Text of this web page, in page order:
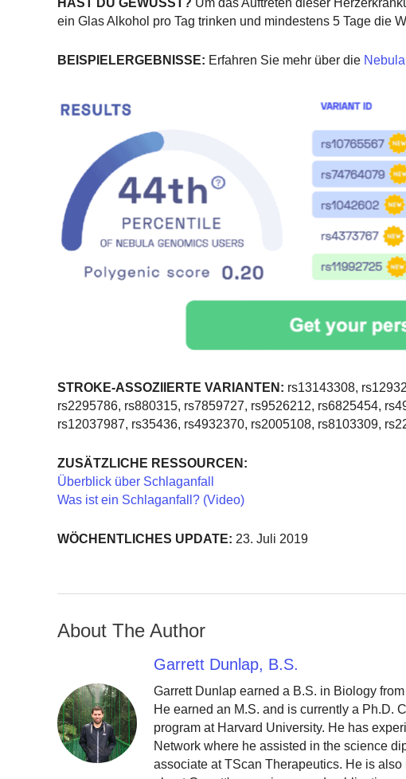
HAST DU GEWUSST? Um das Auftreten dieser
ein Glas Alkohol pro Tag trinken und mindestens 5 Tage die
BEISPIELERGEBNISSE: Erfahren Sie mehr über die
STROKE-ASSOZIIERTE VARIANTEN: rs13143308,
rs2295786, rs880315, rs7859727, rs9526212, rs6825454,
rs12037987, rs35436, rs4932370, rs2005108, rs8103309,
ZUSÄTZLICHE RESSOURCEN:
Überblick über Schlaganfall
Was ist ein Schlaganfall? (Video)
WÖCHENTLICHES UPDATE: 23. Juli 2019
About The Author
Garrett Dunlap, B.S.
Garrett Dunlap earned a B.S. in Biology
He earned an M.S. and is currently a Ph.D.
program at Harvard University. He has
Network where he assisted in the science
associate at TScan Therapeutics. He is